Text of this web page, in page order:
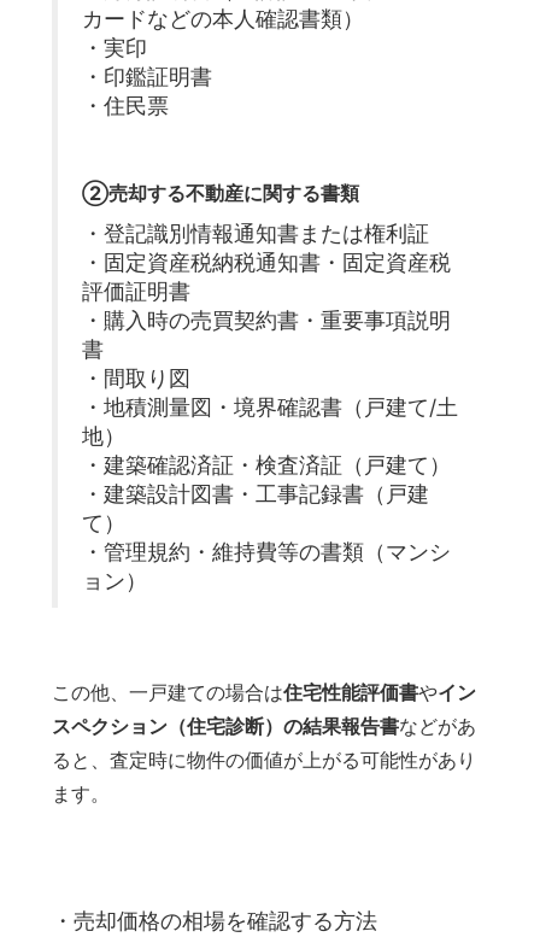
カードなどの本人確認書類）
・実印
・印鑑証明書
・住民票
②売却する不動産に関する書類
・登記識別情報通知書または権利証
・固定資産税納税通知書・固定資産税
評価証明書
・購入時の売買契約書・重要事項説明
書
・間取り図
・地積測量図・境界確認書（戸建て/土
地）
・建築確認済証・検査済証（戸建て）
・建築設計図書・工事記録書（戸建
て）
・管理規約・維持費等の書類（マンシ
ョン）
この他、一戸建ての場合は住宅性能評価書やイン
スペクション（住宅診断）の結果報告書などがあ
ると、査定時に物件の価値が上がる可能性があり
ます。
・売却価格の相場を確認する方法